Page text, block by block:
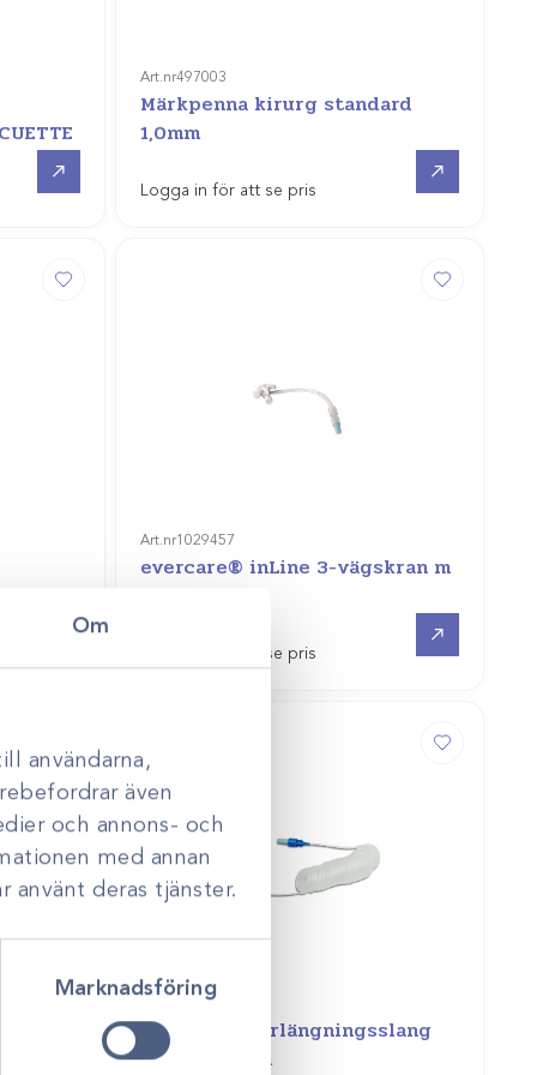
Om
användarna,
även
och annons- och
med annan
deras tjänster.
Marknadsföring
Art.nr497003
Märkpenna kirurg standard
1,0mm
Logga in för att se pris
Art.nr1029457
evercare® inLine 3-vägskran m
Logga in för att se pris
1029471
Evercare® förlängningsslang
spiral 300cm